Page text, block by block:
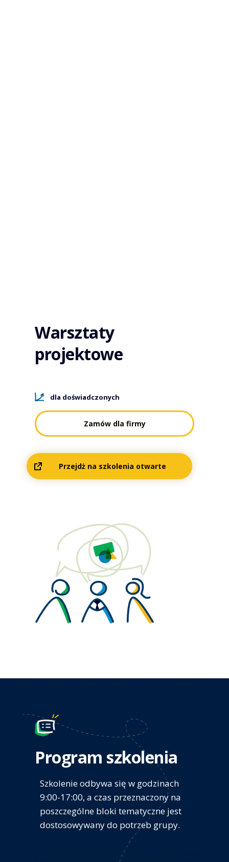
Warsztaty
projektowe
dla doświadczonych
Zamów dla firmy
Przejdż na szkolenia otwarte
Program szkolenia
Szkolenie odbywa się w godzinach
9:00-17:00, a czas przeznaczony na
poszczególne bloki tematyczne jest
dostosowywany do potrzeb grupy.